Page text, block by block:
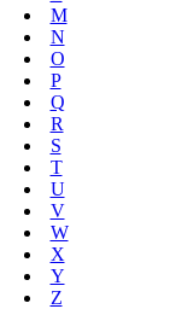
M
N
O
P
Q
R
S
T
U
V
W
X
Y
Z